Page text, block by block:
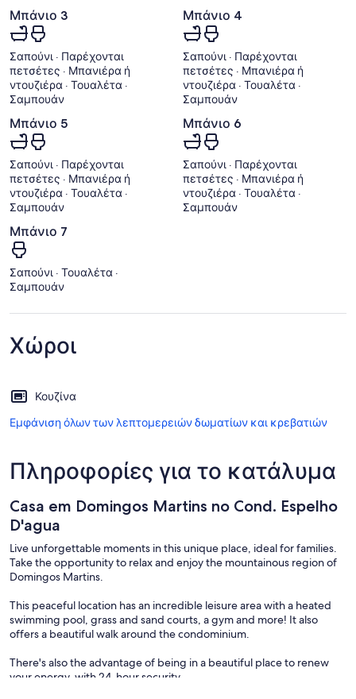
Μπάνιο 3
Σαπούνι · Παρέχονται
πετσέτες · Μπανιέρα ή
ντουζιέρα · Τουαλέτα ·
Σαμπουάν
Μπάνιο 4
Σαπούνι · Παρέχονται
πετσέτες · Μπανιέρα ή
ντουζιέρα · Τουαλέτα ·
Σαμπουάν
Μπάνιο 5
Σαπούνι · Παρέχονται
πετσέτες · Μπανιέρα ή
ντουζιέρα · Τουαλέτα ·
Σαμπουάν
Μπάνιο 6
Σαπούνι · Παρέχονται
πετσέτες · Μπανιέρα ή
ντουζιέρα · Τουαλέτα ·
Σαμπουάν
Μπάνιο 7
Σαπούνι · Τουαλέτα ·
Σαμπουάν
Χώροι
Κουζίνα
Εμφάνιση όλων των λεπτομερειών δωματίων και κρεβατιών
Πληροφορίες για το κατάλυμα
Casa em Domingos Martins no Cond. Espelho
D'agua
Live unforgettable moments in this unique place, ideal for families.
Take the opportunity to relax and enjoy the mountainous region of
Domingos Martins.
This peaceful location has an incredible leisure area with a heated
swimming pool, grass and sand courts, a gym and more! It also
offers a beautiful walk around the condominium.
There's also the advantage of being in a beautiful place to renew
your energy, with 24-hour security.